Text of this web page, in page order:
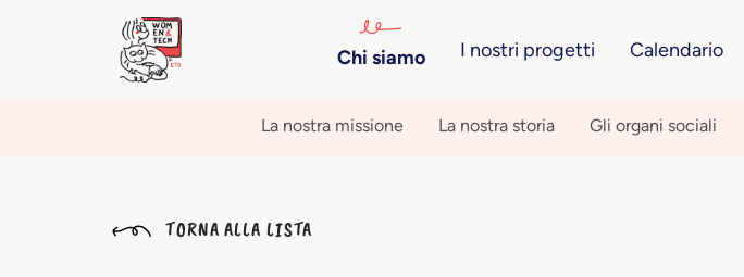
Chi siamo I nostri progetti Calendario
La nostra missione La nostra storia Gli organi sociali
TORNA ALLA LISTA